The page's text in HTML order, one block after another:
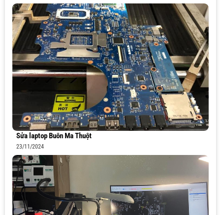
Sửa laptop Buôn Ma Thuột
23/11/2024